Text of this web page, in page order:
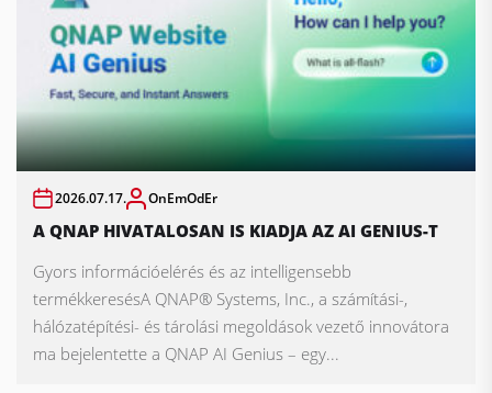
2026.07.17. OnEmOdEr
A QNAP HIVATALOSAN IS KIADJA AZ AI GENIUS-T
Gyors információelérés és az intelligensebb
termékkeresésA QNAP® Systems, Inc., a számítási-,
hálózatépítési- és tárolási megoldások vezető innovátora
ma bejelentette a QNAP AI Genius – egy...